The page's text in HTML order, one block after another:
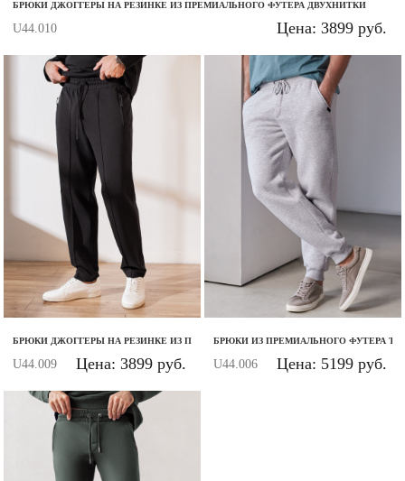
Забыли свой пароль?
БРЮКИ ДЖОГГЕРЫ НА РЕЗИНКЕ ИЗ ПРЕМИАЛЬНОГО ФУТЕРА ДВУХНИТКИ
U44.010 Цена: 3899 руб.
БРЮКИ ДЖОГГЕРЫ НА РЕЗИНКЕ ИЗ ПРЕМИАЛЬНОГО ФУТЕРА ДВУХНИТКИ
U44.009 Цена: 3899 руб.
БРЮКИ ИЗ ПРЕМИАЛЬНОГО ФУТЕРА
U44.006 Цена: 5199 руб.